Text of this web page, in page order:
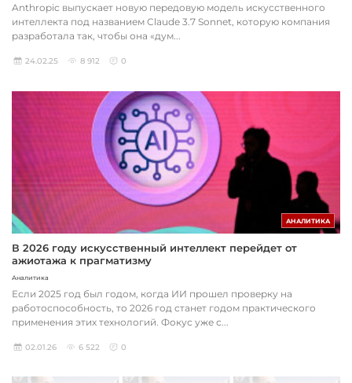
Anthropic выпускает новую передовую модель искусственного
интеллекта под названием Claude 3.7 Sonnet, которую компания
разработала так, чтобы она «дум...
24.02.25 8 912 0
АНАЛИТИКА
В 2026 году искусственный интеллект перейдет от
ажиотажа к прагматизму
Аналитика
Если 2025 год был годом, когда ИИ прошел проверку на
работоспособность, то 2026 год станет годом практического
применения этих технологий. Фокус уже с...
02.01.26 6 522 0